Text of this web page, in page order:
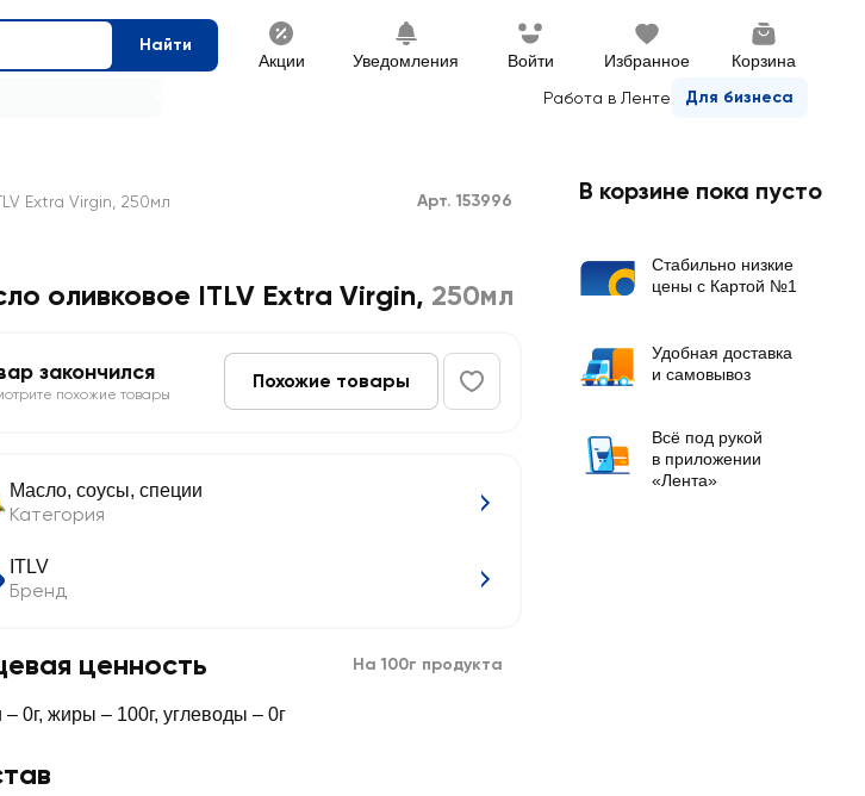
Найти
Акции Уведомления Войти Избранное Корзина
Работа в Ленте Для бизнеса
Extra Virgin, 250мл Арт. 153996
оливковое ITLV Extra Virgin, 250мл
закончился
похожие товары
Похожие товары
Масло, соусы, специи
Категория
ITLV
Бренд
ценность На 100г продукта
– 0г, жиры – 100г, углеводы – 0г
В корзине пока пусто
Стабильно низкие
цены с Картой №1
Удобная доставка
и самовывоз
Всё под рукой
в приложении
«Лента»